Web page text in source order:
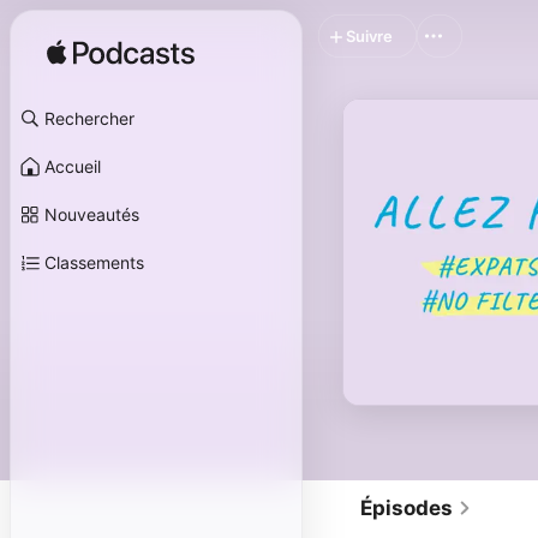
Rechercher
Accueil
Nouveautés
Classements
Suivre
Épisodes